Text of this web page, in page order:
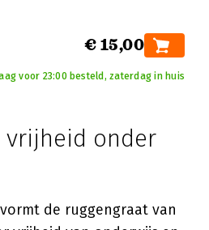
€ 15,00
voor 23:00 besteld, zaterdag in huis
vrijheid onder
de ruggengraat van